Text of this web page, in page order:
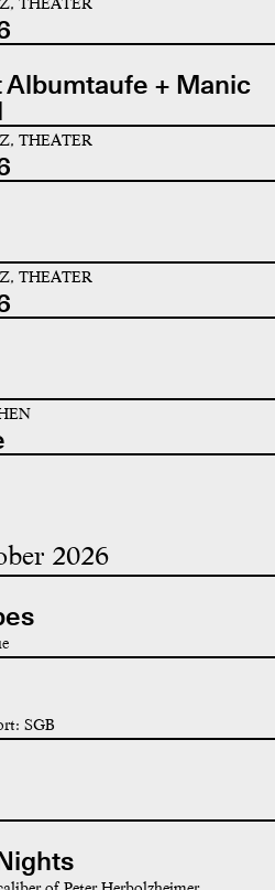
Albumtaufe + Manic
THEATER
THEATER
2026
SGB